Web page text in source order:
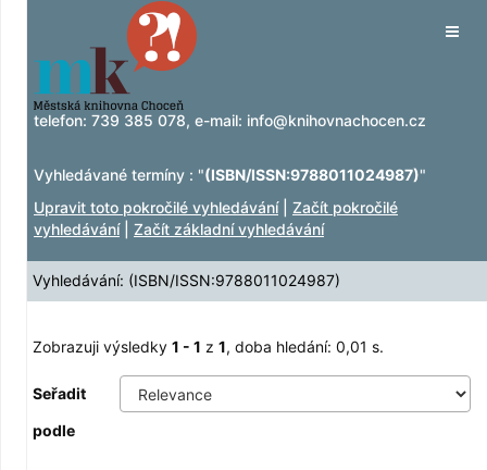
Zobrazuji výsledky1 - 1z
Přeskočit na obsah
telefon: 739 385 078, e-mail: info@knihovnachocen.cz
Vyhledávané termíny : "(ISBN/ISSN:9788011024987)"
Upravit toto pokročilé vyhledávání| Začít pokročilé
vyhledávání| Začít základní vyhledávání
Vyhledávání: (ISBN/ISSN:9788011024987)
Zobrazuji výsledky 1 - 1 z 1, doba hledání: 0,01 s.
Seřadit
podle